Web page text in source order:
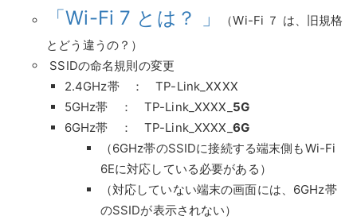
「Wi-Fi 7 とは？ 」
（Wi-Fi ７ は、旧規格
とどう違うの？）
SSIDの命名規則の変更
2.4GHz帯 ： TP-Link_XXXX
5GHz帯 ： TP-Link_XXXX_ 5G
6GHz帯 ： TP-Link_XXXX_ 6G
（6GHz帯のSSIDに接続する端末側もWi-Fi
6Eに対応している必要がある）
（対応していない端末の画面には、6GHz帯
のSSIDが表示されない）